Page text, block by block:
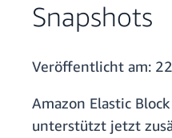
Snapshots
Veröffentlicht am:
Amazon Elastic
unterstützt jetzt